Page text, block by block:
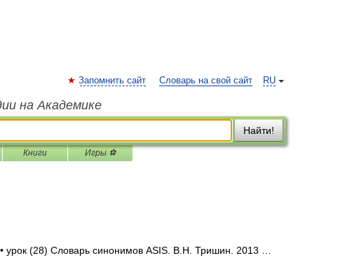
RU
Запомнить сайт Словарь на свой сайт
на Академике
Найти!
Книги Игры ⚽
урок (28) Словарь синонимов ASIS. В.Н. Тришин. 2013 …